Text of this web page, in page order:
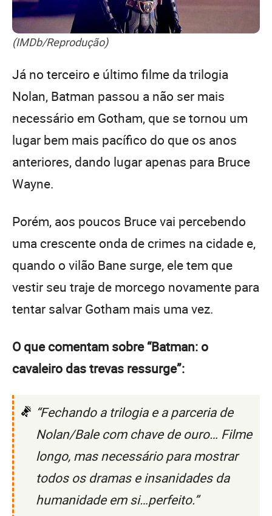
(IMDb/Reprodução)
Já no terceiro e último filme da trilogia
Nolan, Batman passou a não ser mais
necessário em Gotham, que se tornou um
lugar bem mais pacífico do que os anos
anteriores, dando lugar apenas para Bruce
Wayne.
Porém, aos poucos Bruce vai percebendo
uma crescente onda de crimes na cidade e,
quando o vilão Bane surge, ele tem que
vestir seu traje de morcego novamente para
tentar salvar Gotham mais uma vez.
O que comentam sobre “Batman: o
cavaleiro das trevas ressurge”:
“Fechando a trilogia e a parceria de
Nolan/Bale com chave de ouro… Filme
longo, mas necessário para mostrar
todos os dramas e insanidades da
humanidade em si…perfeito.”